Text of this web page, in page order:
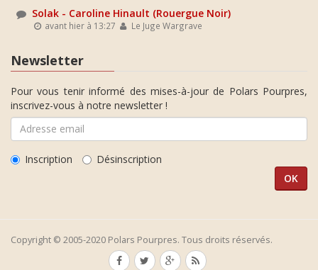
Solak - Caroline Hinault (Rouergue Noir)
avant hier à 13:27 Le Juge Wargrave
Newsletter
Pour vous tenir informé des mises-à-jour de Polars Pourpres,
inscrivez-vous à notre newsletter !
Inscription Désinscription
Copyright © 2005-2020 Polars Pourpres. Tous droits réservés.